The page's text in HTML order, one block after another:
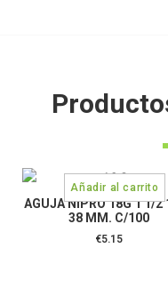
AGUJA NIPRO 18G 1 1/2
38 MM. C/100
€5.15